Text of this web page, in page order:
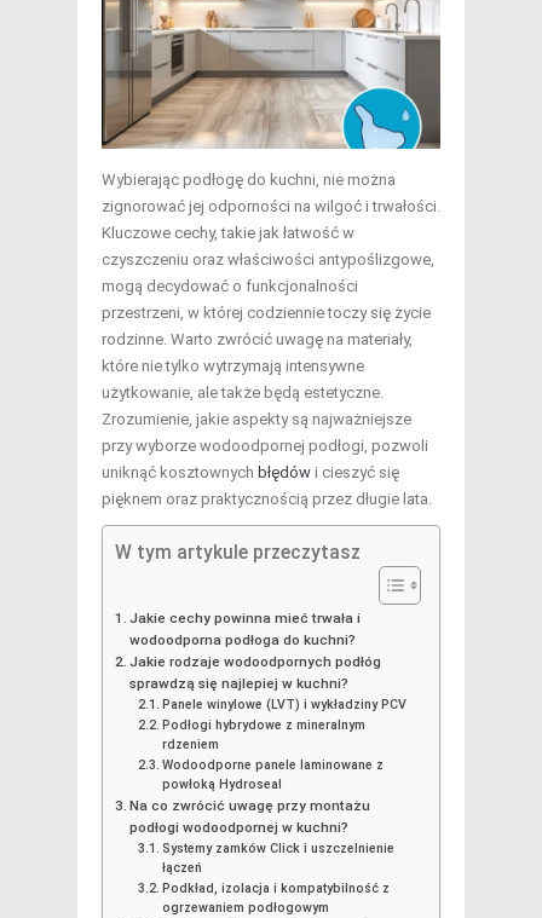
Wybierając podłogę do kuchni, nie można
zignorować jej odporności na wilgoć i trwałości.
Kluczowe cechy, takie jak łatwość w
czyszczeniu oraz właściwości antypoślizgowe,
mogą decydować o funkcjonalności
przestrzeni, w której codziennie toczy się życie
rodzinne. Warto zwrócić uwagę na materiały,
które nie tylko wytrzymają intensywne
użytkowanie, ale także będą estetyczne.
Zrozumienie, jakie aspekty są najważniejsze
przy wyborze wodoodpornej podłogi, pozwoli
uniknąć kosztownych błędów i cieszyć się
pięknem oraz praktycznością przez długie lata.
W tym artykule przeczytasz
Jakie cechy powinna mieć trwała i
wodoodporna podłoga do kuchni?
Jakie rodzaje wodoodpornych podłóg
sprawdzą się najlepiej w kuchni?
Panele winylowe (LVT) i wykładziny PCV
Podłogi hybrydowe z mineralnym
rdzeniem
Wodoodporne panele laminowane z
powłoką Hydroseal
Na co zwrócić uwagę przy montażu
podłogi wodoodpornej w kuchni?
Systemy zamków Click i uszczelnienie
łączeń
Podkład, izolacja i kompatybilność z
ogrzewaniem podłogowym